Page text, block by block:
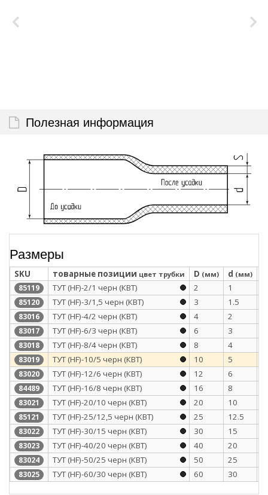
Полезная информация
Размеры
SKU товарные позиции цвет трубки D (мм) d (мм)
85119 ТУТ (HF)-2/1 черн (КВТ) 2 1
85120 ТУТ (HF)-3/1,5 черн (КВТ) 3 1.5
83016 ТУТ (HF)-4/2 черн (КВТ) 4 2
83017 ТУТ (HF)-6/3 черн (КВТ) 6 3
83018 ТУТ (HF)-8/4 черн (КВТ) 8 4
83019 ТУТ (HF)-10/5 черн (КВТ) 10 5
83020 ТУТ (HF)-12/6 черн (КВТ) 12 6
84489 ТУТ (HF)-16/8 черн (КВТ) 16 8
83021 ТУТ (HF)-20/10 черн (КВТ) 20 10
85121 ТУТ (HF)-25/12,5 черн (КВТ) 25 12.5
83022 ТУТ (HF)-30/15 черн (КВТ) 30 15
83023 ТУТ (HF)-40/20 черн (КВТ) 40 20
83024 ТУТ (HF)-50/25 черн (КВТ) 50 25
83025 ТУТ (HF)-60/30 черн (КВТ) 60 30